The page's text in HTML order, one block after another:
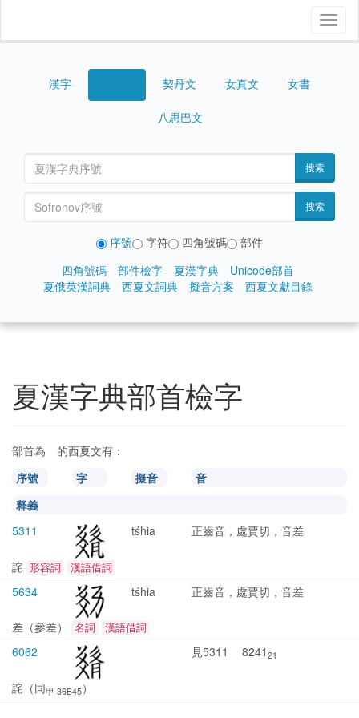
漢字 契丹文 女真文 女書
八思巴文
搜索
搜索
序號 字符 四角號碼
部件
四角號碼
部件檢字 夏漢字典
Unicode部首
夏俄英漢詞典
西夏文詞典 擬音方案 西夏文獻目錄
夏漢字典部首檢字
部首為
的西夏文有：
序號
字 擬音
音
释義
5311
tśhia 正齒音，處賈切，音差
詫 形容詞 漢語借詞
5634 tśhia 正齒音，處賈切，音差
差（參差） 名詞 漢語借詞
6062 見5311 8241 21
詫（同甲 36B45）